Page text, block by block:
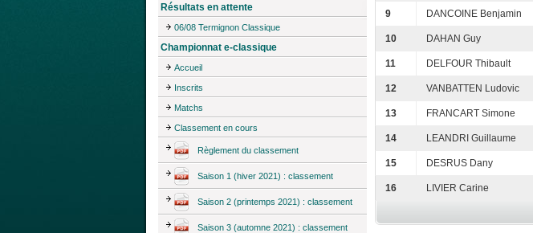
Résultats en attente
06/08 Termignon Classique
Championnat e-classique
Accueil
Inscrits
Matchs
Classement en cours
Règlement du classement
Saison 1 (hiver 2021) : classement
Saison 2 (printemps 2021) : classement
Saison 3 (automne 2021) : classement
9 DANCOINE Benjamin
10 DAHAN Guy
11 DELFOUR Thibault
12 VANBATTEN Ludovic
13 FRANCART Simone
14 LEANDRI Guillaume
15 DESRUS Dany
16 LIVIER Carine